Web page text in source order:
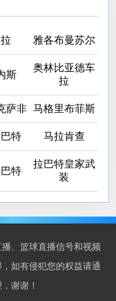
雅各布曼苏尔
斯
奥林比亚德车
拉
萨非 马格里布菲斯
特 马拉肯查
特
拉巴特皇家武
装
、篮球直播信号和视频
如有侵犯您的权益请通
谢谢！